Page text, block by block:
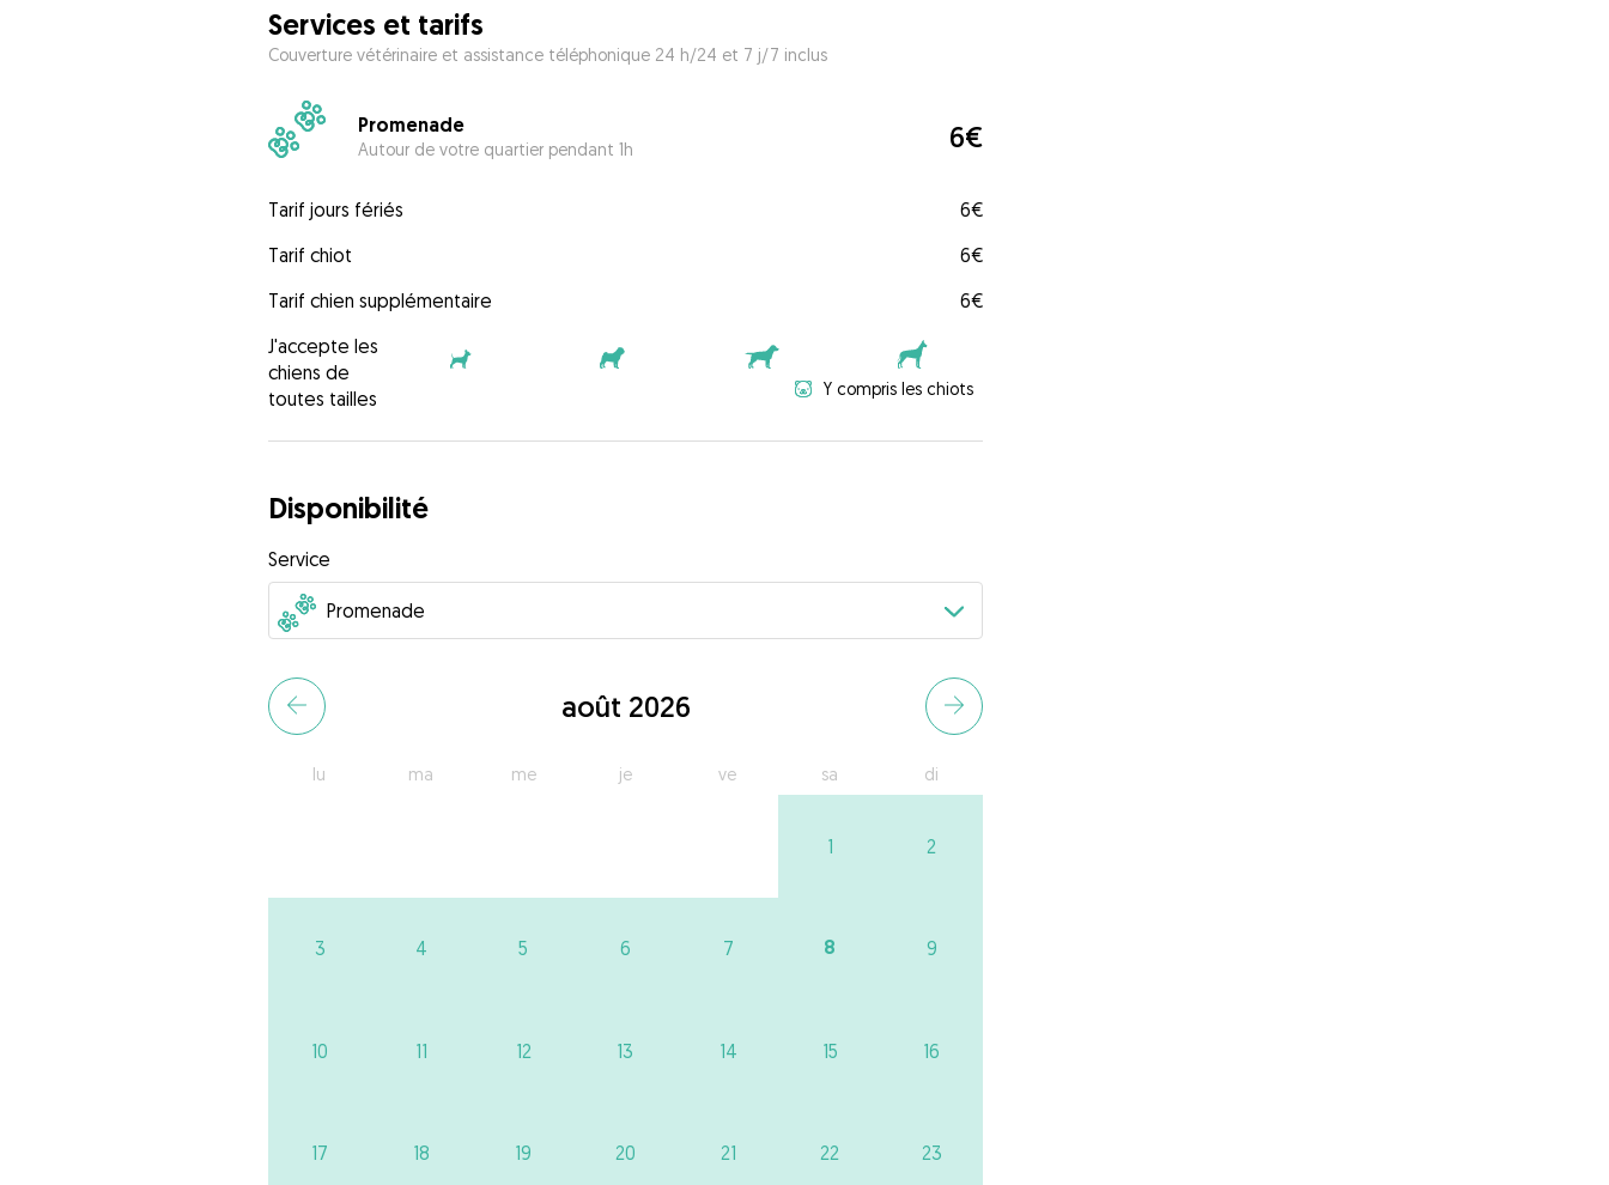
Services et tarifs
Couverture vétérinaire et assistance téléphonique 24 h/24 et 7 j/7 inclus
Promenade
Autour de votre quartier pendant 1h 6€
Tarif jours fériés
6€
Tarif chiot
6€
Tarif chien supplémentaire
6€
J'accepte les
chiens de
toutes tailles
Y compris les chiots
Disponibilité
Service
août 2026
lu ma me je ve sa di
1 2
3 4 5 6 7 8 9
10 11 12 13 14 15 16
17 18 19 20 21 22 23